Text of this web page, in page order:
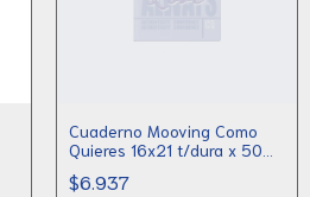
Cuaderno Mooving Como
Quieres 16x21 t/dura x 50
$6.937